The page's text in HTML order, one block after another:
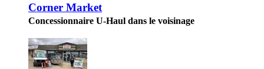
Corner Market
Concessionnaire U-Haul dans le voisinage